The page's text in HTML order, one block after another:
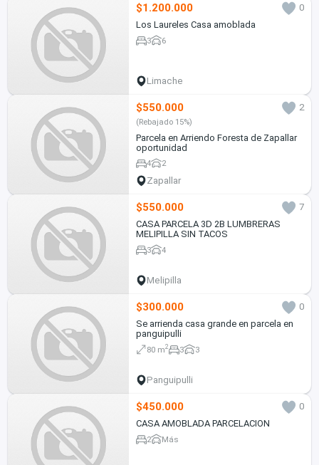
$1.200.000
0
Los Laureles Casa amoblada
3 6
Limache
$550.000 2
(Rebajado 15%)
Parcela en Arriendo Foresta de Zapallar
oportunidad
4 2
Zapallar
$550.000
7
CASA PARCELA 3D 2B LUMBRERAS
MELIPILLA SIN TACOS
3 4
Melipilla
$300.000
0
Se arrienda casa grande en parcela en
panguipulli
80 m2 3 3
Panguipulli
$450.000
0
CASA AMOBLADA PARCELACION
2 Más